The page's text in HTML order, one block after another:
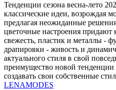
Тенденции сезона весна-лето
классические идеи, возрождая
предлагая неожиданные
цветочные настроения придают
свежесть, пластик и металлы -
драпировки - живость и
актуального стиля в свой
преимущество новой
создавать свои собственные
LENAMODES